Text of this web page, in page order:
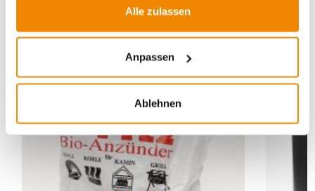
Alle zulassen
Anpassen
Ablehnen
ZUBEHÖR
Varianten Varianten